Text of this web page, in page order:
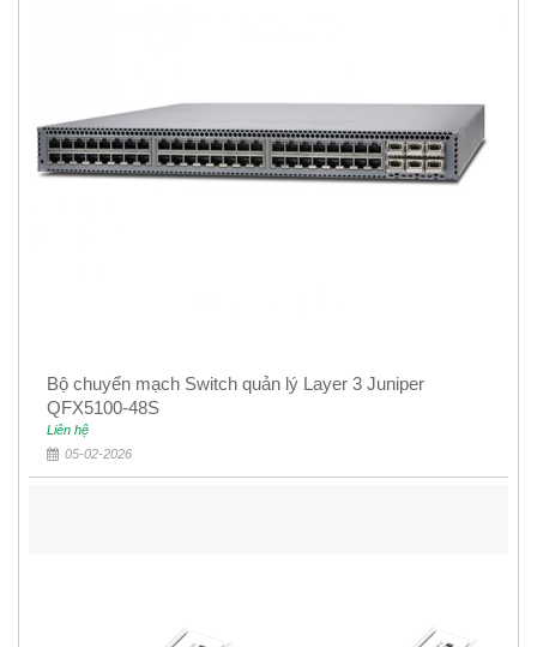
Bộ chuyển mạch Switch quản lý Layer 3 Juniper
QFX5100-48S
Liên hệ
05-02-2026